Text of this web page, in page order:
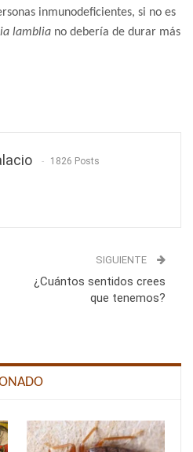
inmunodeficientes, si no es
lamblia no debería de durar más
1826 Posts
SIGUIENTE
¿Cuántos sentidos crees
que tenemos?